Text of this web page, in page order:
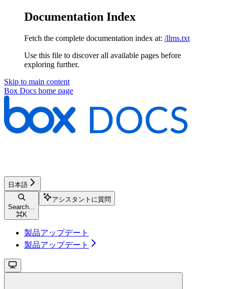
Documentation Index
Fetch the complete documentation index at: /llms.txt
Use this file to discover all available pages before
exploring further.
Skip to main content
Box Docs home page
日本語
Search...
⌘K
アシスタントに質問
製品アップデート
製品アップデート